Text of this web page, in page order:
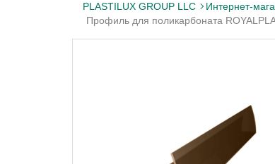
PLASTILUX GROUP LLC Интернет-
Профиль для поликарбоната